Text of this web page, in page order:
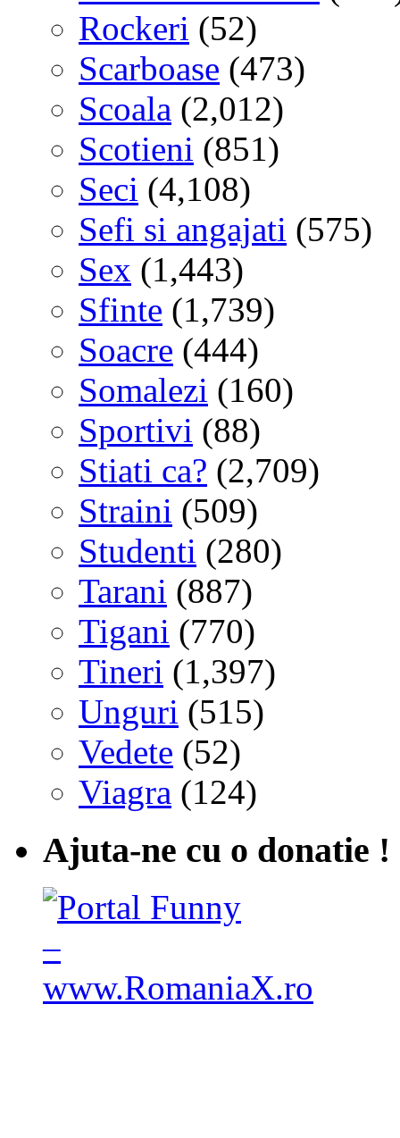
Rockeri (52)
Scarboase (473)
Scoala (2,012)
Scotieni (851)
Seci (4,108)
Sefi si angajati (575)
Sex (1,443)
Sfinte (1,739)
Soacre (444)
Somalezi (160)
Sportivi (88)
Stiati ca? (2,709)
Straini (509)
Studenti (280)
Tarani (887)
Tigani (770)
Tineri (1,397)
Unguri (515)
Vedete (52)
Viagra (124)
Ajuta-ne cu o donatie !